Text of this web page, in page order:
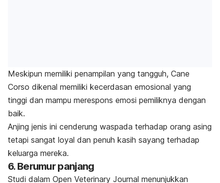
Meskipun memiliki penampilan yang tangguh, Cane
Corso dikenal memiliki kecerdasan emosional yang
tinggi dan mampu merespons emosi pemiliknya dengan
baik.
Anjing jenis ini cenderung waspada terhadap orang asing
tetapi sangat loyal dan penuh kasih sayang terhadap
keluarga mereka.
6. Berumur panjang
Studi dalam Open Veterinary Journal menunjukkan